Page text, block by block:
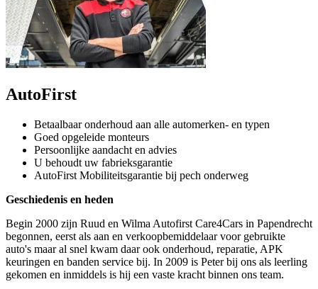
AutoFirst
Betaalbaar onderhoud aan alle automerken- en typen
Goed opgeleide monteurs
Persoonlijke aandacht en advies
U behoudt uw fabrieksgarantie
AutoFirst Mobiliteitsgarantie bij pech onderweg
Geschiedenis en heden
Begin 2000 zijn Ruud en Wilma Autofirst Care4Cars in Papendrecht
begonnen, eerst als aan en verkoopbemiddelaar voor gebruikte
auto's maar al snel kwam daar ook onderhoud, reparatie, APK
keuringen en banden service bij. In 2009 is Peter bij ons als leerling
gekomen en inmiddels is hij een vaste kracht binnen ons team.